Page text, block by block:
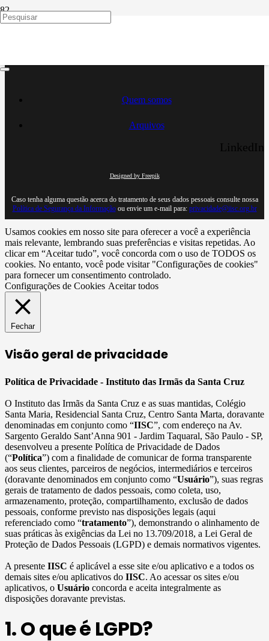
Resultado da Pesquisa
Quem somos
Arquivos
LinkedIn
Designed by Freepik
Caso tenha alguma questão acerca do tratamento de seus dados pessoais consulte nossa
Política de Segurança da Informaçãoou envie um e-mail para: privacidade@iisc.org.br
Usamos cookies em nosso site para oferecer a você a experiência
mais relevante, lembrando suas preferências e visitas repetidas. Ao
clicar em “Aceitar tudo”, você concorda com o uso de TODOS os
cookies. No entanto, você pode visitar "Configurações de cookies"
para fornecer um consentimento controlado.
Configurações de Cookies Aceitar todos
Fechar
Visão geral de privacidade
Política de Privacidade - Instituto das Irmãs da Santa Cruz
O Instituto das Irmãs da Santa Cruz e as suas mantidas, Colégio
Santa Maria, Residencial Santa Cruz, Centro Santa Marta, doravante
denominadas em conjunto como “IISC”, com endereço na Av.
Sargento Geraldo Sant’Anna 901 - Jardim Taquaral, São Paulo - SP,
desenvolveu a presente Política de Privacidade de Dados
(“Política”) com a finalidade de comunicar de forma transparente
aos seus clientes, parceiros de negócios, intermediários e terceiros
(doravante denominados em conjunto como “Usuário”), suas regras
gerais de tratamento de dados pessoais, como coleta, uso,
armazenamento, proteção, compartilhamento, exclusão de dados
pessoais, conforme previsto nas disposições legais (aqui
referenciado como “tratamento”), demonstrando o alinhamento de
suas práticas às exigências da Lei no 13.709/2018, a Lei Geral de
Proteção de Dados Pessoais (LGPD) e demais normativos vigentes.
A presente IISC é aplicável a esse site e/ou aplicativo e a todos os
demais sites e/ou aplicativos do IISC. Ao acessar os sites e/ou
aplicativos, o Usuário concorda e aceita integralmente as
disposições doravante previstas.
1. O que é LGPD?